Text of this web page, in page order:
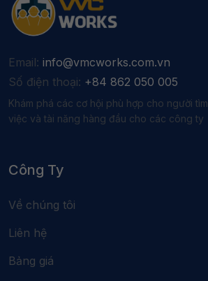
Email: info@vmcworks.com.vn
Số điện thoại: +84 862 050 005
Khám phá các cơ hội phù hợp cho người tìm
việc và tài năng hàng đầu cho các công ty
Công Ty
Về chúng tôi
Liên hệ
Bảng giá